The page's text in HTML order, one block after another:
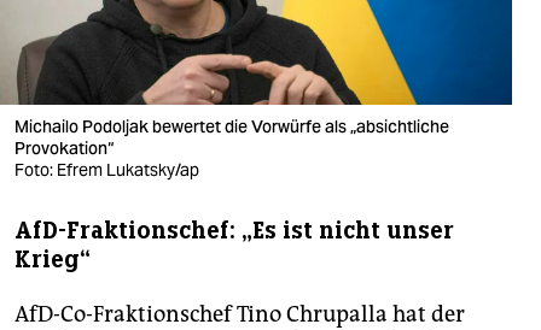
verlag
verlag
veranstaltungen
shop
fragen & hilfe
unterstützen
abo
Michailo Podoljak bewertet die Vorwürfe als „absichtliche
Provokation“
Foto: Efrem Lukatsky/ap
AfD-Fraktionschef: „Es ist nicht unser
Krieg“
AfD-Co-Fraktionschef Tino Chrupalla hat der